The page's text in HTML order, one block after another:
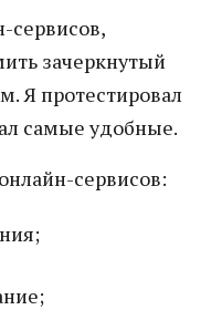
сервисов,
зачеркнутый
Я протестировал
самые удобные.
сервисов: